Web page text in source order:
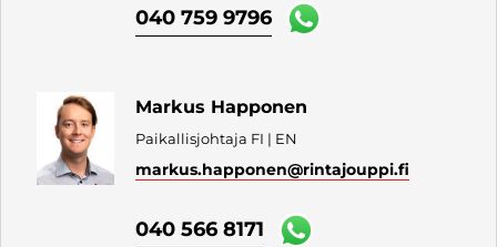
040 759 9796
Markus Happonen
Paikallisjohtaja FI | EN
markus.happonen@rintajouppi.fi
040 566 8171